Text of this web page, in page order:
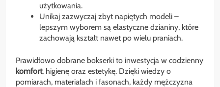
użytkowania.
Unikaj zazwyczaj zbyt napiętych modeli –
lepszym wyborem są elastyczne dzianiny, które
zachowają kształt nawet po wielu praniach.
Prawidłowo dobrane bokserki to inwestycja w codzienny
komfort, higienę oraz estetykę. Dzięki wiedzy o
pomiarach, materiałach i fasonach, każdy mężczyzna